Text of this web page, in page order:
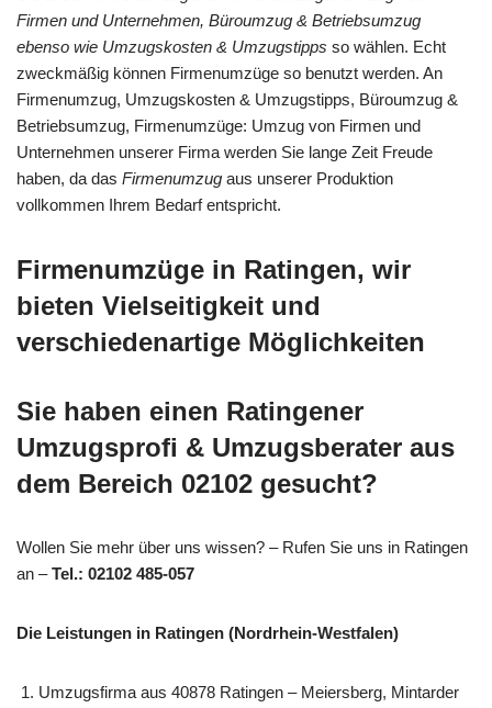
Firmen und Unternehmen, Büroumzug & Betriebsumzug
ebenso wie Umzugskosten & Umzugstipps so wählen. Echt
zweckmäßig können Firmenumzüge so benutzt werden. An
Firmenumzug, Umzugskosten & Umzugstipps, Büroumzug &
Betriebsumzug, Firmenumzüge: Umzug von Firmen und
Unternehmen unserer Firma werden Sie lange Zeit Freude
haben, da das Firmenumzug aus unserer Produktion
vollkommen Ihrem Bedarf entspricht.
Firmenumzüge in Ratingen, wir
bieten Vielseitigkeit und
verschiedenartige Möglichkeiten
Sie haben einen Ratingener
Umzugsprofi & Umzugsberater aus
dem Bereich 02102 gesucht?
Wollen Sie mehr über uns wissen? – Rufen Sie uns in Ratingen
an –Tel.: 02102 485-057
Die Leistungen in Ratingen (Nordrhein-Westfalen)
Umzugsfirma aus 40878 Ratingen – Meiersberg, Mintarder